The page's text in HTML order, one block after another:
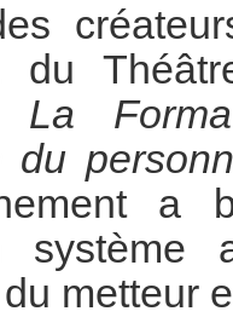
du
La
du
a
système
metteur